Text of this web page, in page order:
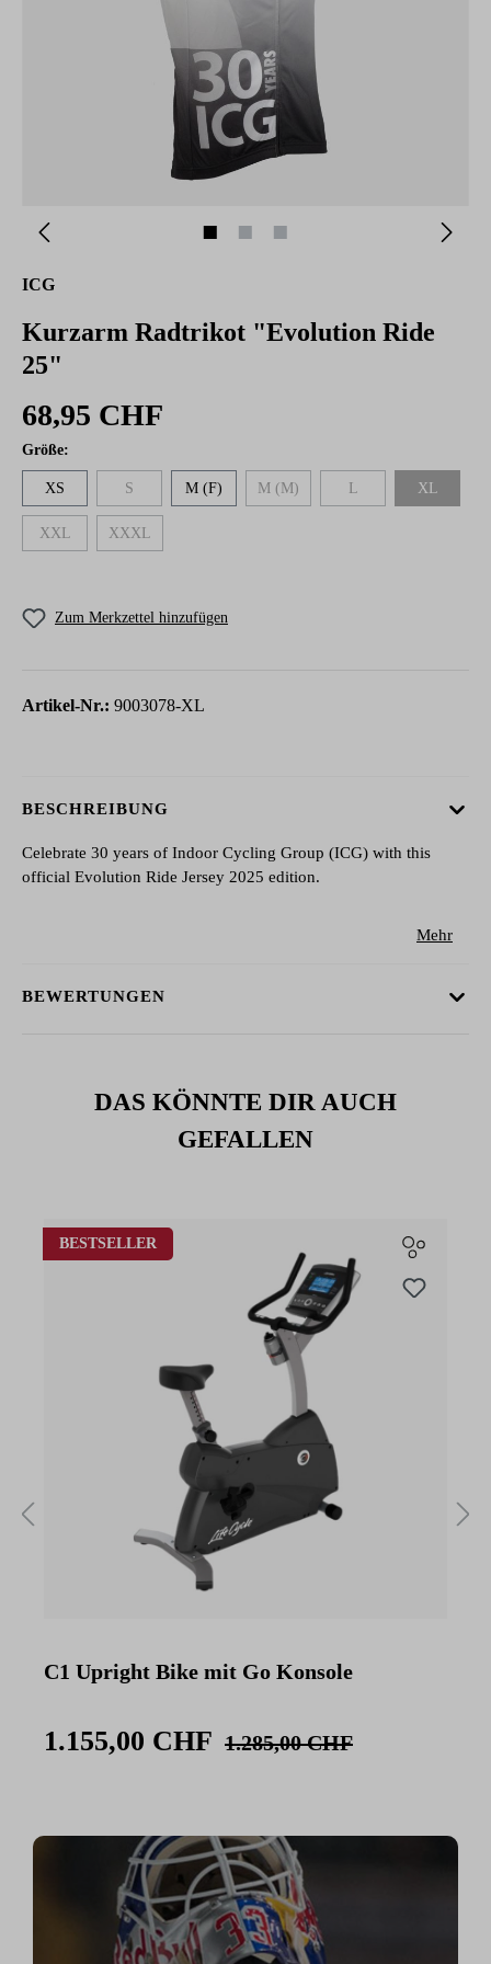
ICG
Kurzarm Radtrikot "Evolution Ride
25"
68,95 CHF
Größeauswählen
:
XS S(Diese Option ist zurzeit nicht verfügbar.)
M (F) M (M)(Diese Option ist zurzeit nicht verfügbar.)
L
(Diese Option ist zurzeit
XL(Diese
XXL(Diese Option ist zurzeit nicht verfügbar.)
XXXL(Diese Option ist zurzeit nicht verfügbar.)
Zum Merkzettel hinzufügen
Artikel-Nr.: 9003078-XL
BESCHREIBUNG
Celebrate 30 years of Indoor Cycling Group (ICG) with this
official Evolution Ride Jersey 2025 edition.
Mehr
BEWERTUNGEN
DAS KÖNNTE DIR AUCH
GEFALLEN
Produktgalerie überspringen
BESTSELLER
C1 Upright Bike mit Go Konsole
1.155,00 CHF 1.285,00 CHF